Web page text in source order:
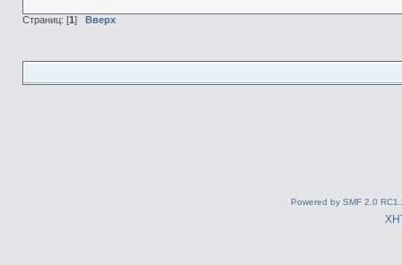
Страниц: [1] Вверх
Powered by SMF 2.0